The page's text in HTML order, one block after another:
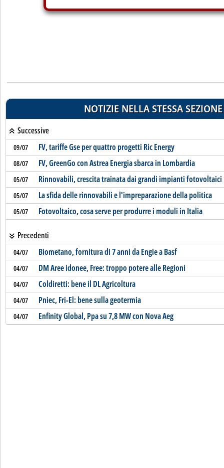
NOTIZIE NELLA STESSA SEZIONE
Successive
09/07 FV, tariffe Gse per quattro progetti Ric Energy
08/07 FV, GreenGo con Astrea Energia sbarca in Lombardia
05/07 Rinnovabili, crescita trainata dai grandi impianti fotovoltaici
05/07 La sfida delle rinnovabili e l'impreparazione della politica
05/07 Fotovoltaico, cosa serve per produrre i moduli in Italia
Precedenti
04/07 Biometano, fornitura di 7 anni da Engie a Basf
04/07 DM Aree idonee, Free: troppo potere alle Regioni
04/07 Coldiretti: bene il DL Agricoltura
04/07 Pniec, Fri-El: bene sulla geotermia
04/07 Enfinity Global, Ppa su 7,8 MW con Nova Aeg